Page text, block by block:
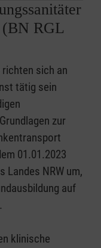
RGL
sich an
tätig sein
zur
01.01.2023
Landes NRW um,
auf
klinische